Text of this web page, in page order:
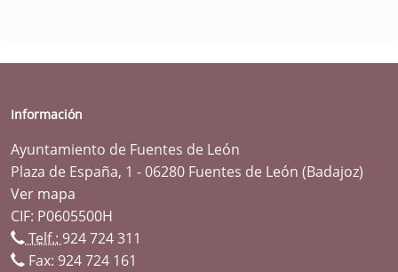
Información
Ayuntamiento de Fuentes de León
Plaza de España, 1 - 06280 Fuentes de León (Badajoz)
Ver mapa
CIF: P0605500H
Telf.: 924 724 311
Fax: 924 724 161